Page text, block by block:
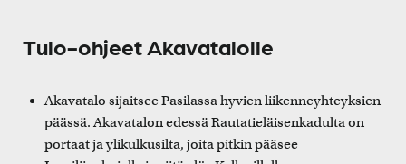
Tulo-ohjeet Akavatalolle
Akavatalo sijaitsee Pasilassa hyvien liikenneyhteyksien
päässä. Akavatalon edessä Rautatieläisenkadulta on
portaat ja ylikulkusilta, joita pitkin pääsee